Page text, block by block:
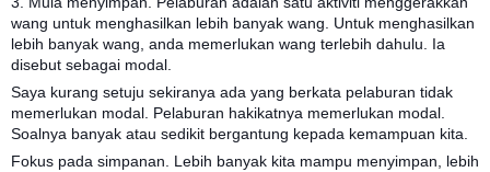
wang untuk menghasilkan lebih banyak wang. Untuk menghasilkan
lebih banyak wang, anda memerlukan wang terlebih dahulu. Ia
disebut sebagai modal.
Saya kurang setuju sekiranya ada yang berkata pelaburan tidak
memerlukan modal. Pelaburan hakikatnya memerlukan modal.
Soalnya banyak atau sedikit bergantung kepada kemampuan kita.
Fokus pada simpanan. Lebih banyak kita mampu menyimpan, lebih